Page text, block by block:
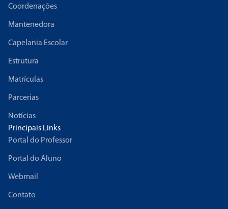
Coordenações
Mantenedora
Capelania Escolar
Estrutura
Matrículas
Parcerias
Notícias
Principais Links
Portal do Professor
Portal do Aluno
Webmail
Contato